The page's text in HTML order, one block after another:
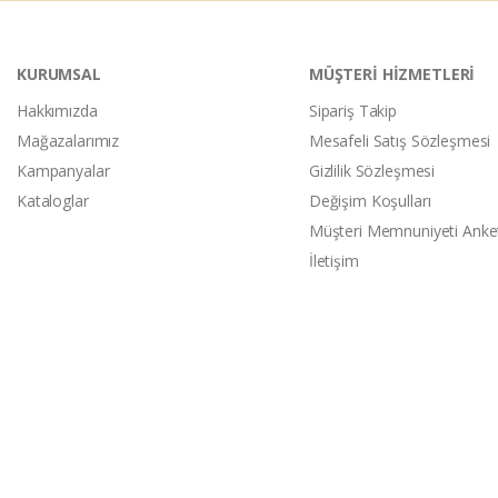
KURUMSAL
Hakkımızda
Mağazalarımız
Kampanyalar
Kataloglar
MÜŞTERİ HİZMETLERİ
Sipariş Takip
Mesafeli Satış Sözleşmesi
Gizlilik Sözleşmesi
Değişim Koşulları
Müşteri Memnuniyeti
İletişim